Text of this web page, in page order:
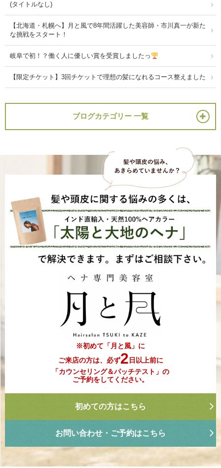
(タイトルなし)
【北海道・札幌へ】月と風で8年間活躍した美容師・市川真一が新た
な挑戦をスタート！
岐阜で初！？働く人に優しい賞を受賞しましたっ
【限定チケット】3回チケットで理想の髪になれるコース整えました
ブログカテゴリー 一覧
※初めて「月と風」に
ご来店の方は、必ず2日以上前に
「カウンセリング＆パッチテスト」の
ご予約をしてください。
初めての方はこちら
お問い合わせ・ご予約はこちら